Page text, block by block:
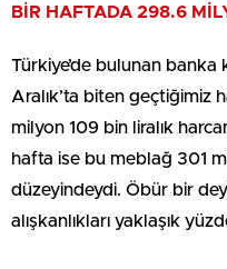
BİR HAFTADA 298.6
Türkiye’de bulunan banka
Aralık’ta biten
milyon 109 bin liralık
hafta ise bu meblağ 301
düzeyindeydi. Öbür bir
alışkanlıkları yaklaşık